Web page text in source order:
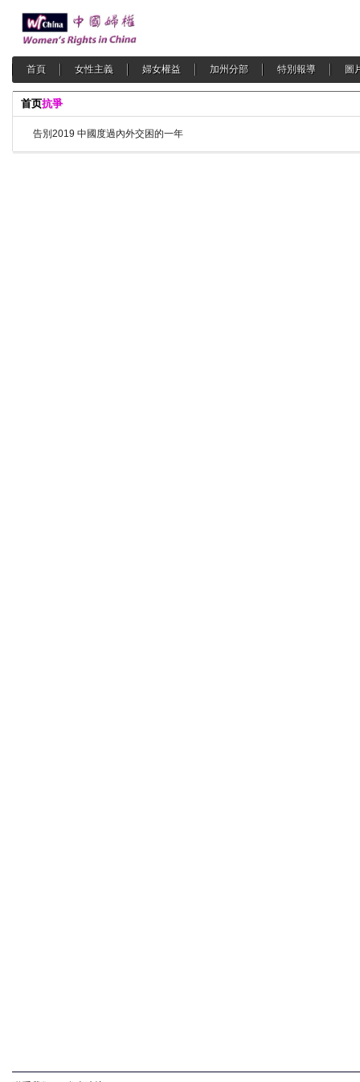
首頁 女性主義 婦女權益 加州分部 特別報導 圖
首页抗爭
告別2019 中國度過內外交困的一年